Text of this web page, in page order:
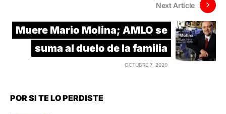
Next Article
Muere Mario Molina; AMLO se
suma al duelo de la familia
OCTUBRE 7, 2020
POR SI TE LO PERDISTE